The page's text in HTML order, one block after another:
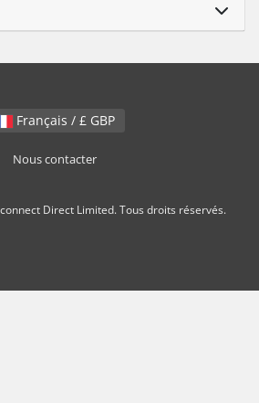
Français / £ GBP
Nous contacter
Direct Limited. Tous droits réservés.